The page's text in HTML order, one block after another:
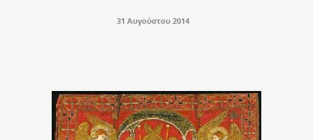
31 Αυγούστου 2014